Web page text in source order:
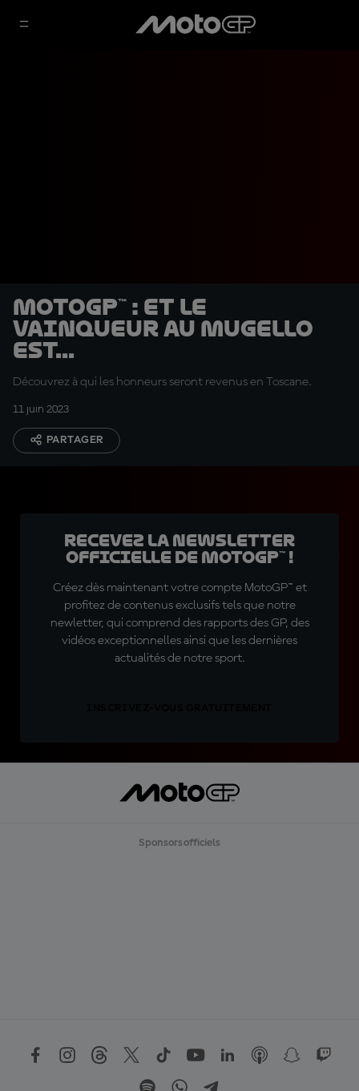
MotoGP™ : et le
vainqueur au Mugello
est...
Découvrez à qui les honneurs seront revenus en Toscane.
11 juin 2023
PARTAGER
Recevez la Newsletter
officielle de MotoGP™ !
Créez dès maintenant votre compte MotoGP™ et
profitez de contenus exclusifs tels que notre
newletter, qui comprend des rapports des GP, des
vidéos exceptionnelles ainsi que les dernières
actualités de notre sport.
Sponsors officiels